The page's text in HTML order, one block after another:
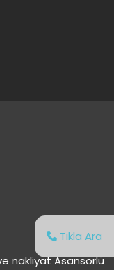
Tıkla Ara
nakliyat Asansörlü